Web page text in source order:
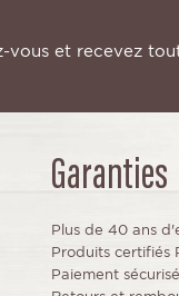
vous et recevez
Garanties
Plus de 40 ans
Produits certifiés
Paiement sécurisé